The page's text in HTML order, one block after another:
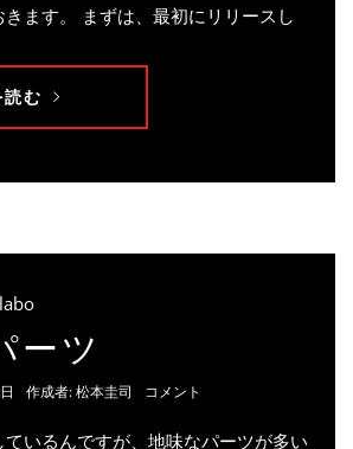
ます。 まずは、最初にリリースし
読む
ーツ
作成者:松本圭司 コメント
ているんですが、地味なパーツが多い